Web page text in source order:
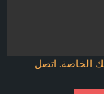
الخاصة. اتصل